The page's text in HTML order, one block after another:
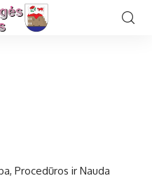
Procedūros ir Nauda